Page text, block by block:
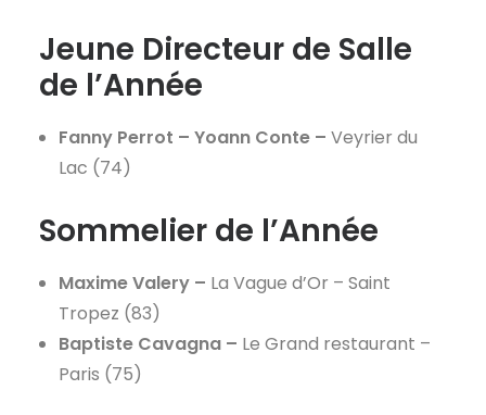
Jeune Directeur de Salle
de l’Année
Fanny Perrot – Yoann Conte – Veyrier du
Lac (74)
Sommelier de l’Année
Maxime Valery – La Vague d’Or – Saint
Tropez (83)
Baptiste Cavagna – Le Grand restaurant –
Paris (75)